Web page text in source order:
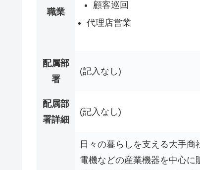
職業
顧客巡回
代理店営業
配属部
署
(記入なし)
配属部
署詳細
(記入なし)
日々の暮らしを支える大手
電機などの産業機器を中心に